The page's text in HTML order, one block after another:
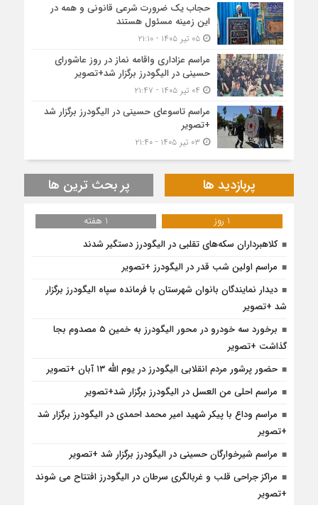
حجاب یک ضرورت شرعی قانونی و همه در
این زمینه مسئول هستند
۰۵ تیر ۱۴۰۵ - ۲۱:۱۰
مراسم عزاداری واقامه نماز در روز عاشورای
حسینی در الیگودرز برگزار شد+تصویر
مراسم تاسوعای حسینی در الیگودرز برگزار شد
+تصویر
پربازدید ها پر بحث ترین ها
1 روز
1 هفته
کلاهبرداران سکه‌های تقلبی در الیگودرز دستگیر شدند
مراسم اولین شب قدر در الیگودرز +تصویر
دیدار نمایندگان بانوان شهرستان با فرمانده سپاه الیگودرز برگزار
شد +تصویر
برخورد سه خودرو در محور الیگودرز به خمین ۵ مصدوم بجا
گذاشت +تصویر
حضور پرشور مردم انقلابی الیگودرز در یوم الله ۱۳ آبان +تصویر
مراسم احلی من العسل در الیگودرز برگزار شد+تصویر
مراسم وداع با پیکر شهید امیر محمد احمدی در الیگودرز برگزار شد
+تصویر
مراسم شیرخوارگان حسینی در الیگودرز برگزار شد +تصویر
مراکز جراحی قلب و غربالگری سرطان در الیگودرز افتتاح می شوند
+تصویر